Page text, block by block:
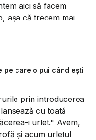
aici să facem
așa că trecem mai
pe care o pui când ești
prin introducerea
cu toată
i urlet." Avem,
și acum urletul